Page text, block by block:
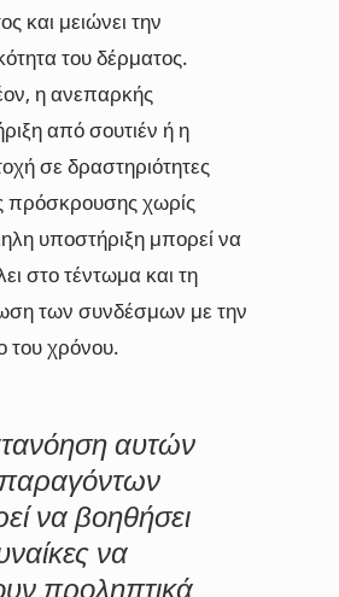
και μειώνει την
του δέρματος.
η ανεπαρκής
από σουτιέν ή η
σε δραστηριότητες
πρόσκρουσης χωρίς
υποστήριξη μπορεί να
στο τέντωμα και τη
των συνδέσμων με την
του χρόνου.
αυτών
να βοηθήσει
να
προληπτικά